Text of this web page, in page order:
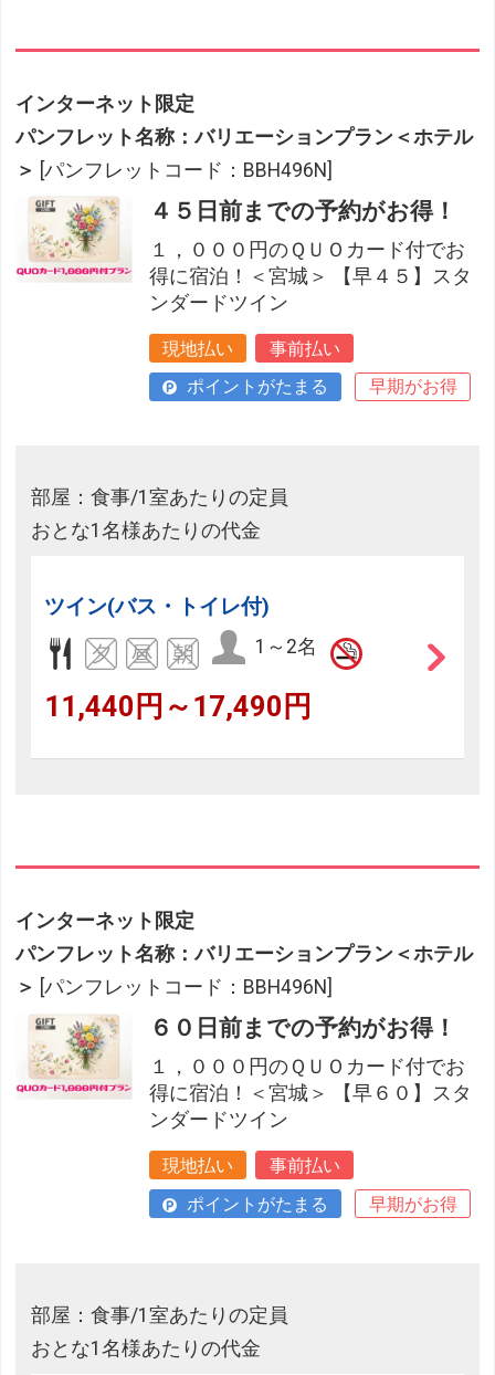
インターネット限定
パンフレット名称：バリエーションプラン＜ホテル
＞ [パンフレットコード：BBH496N]
４５日前までの予約がお得！
１，０００円のＱＵＯカード付でお
得に宿泊！＜宮城＞ 【早４５】スタ
ンダードツイン
現地払い
事前払い
ポイントがたまる
早期がお得
部屋：食事/1室あたりの定員
おとな1名様あたりの代金
ツイン(バス・トイレ付)
1～2名
11,440円～17,490円
インターネット限定
パンフレット名称：バリエーションプラン＜ホテル
＞ [パンフレットコード：BBH496N]
６０日前までの予約がお得！
１，０００円のＱＵＯカード付でお
得に宿泊！＜宮城＞ 【早６０】スタ
ンダードツイン
現地払い
事前払い
ポイントがたまる
早期がお得
部屋：食事/1室あたりの定員
おとな1名様あたりの代金